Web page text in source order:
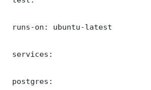
runs-on: ubuntu-latest
services:
postgres: